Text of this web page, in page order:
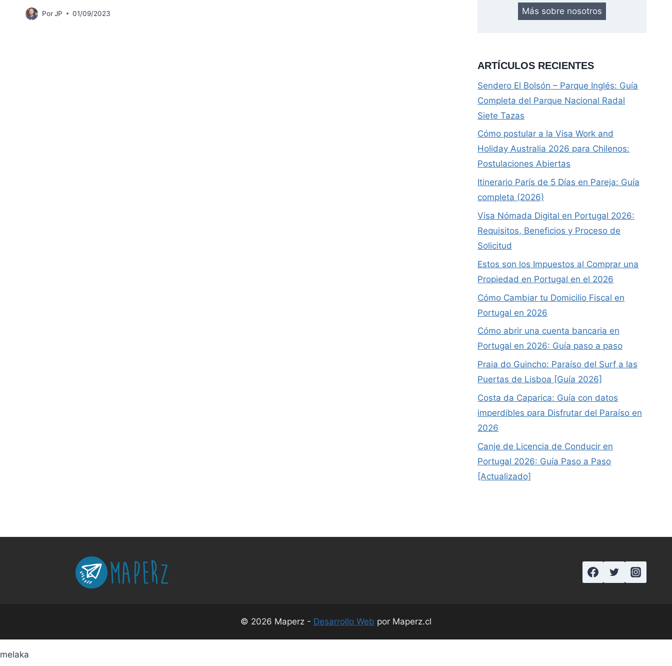
PorJP 01/09/2023 Más sobre nosotros
ARTÍCULOS RECIENTES
Sendero El Bolsón – Parque Inglés: Guía
Completa del Parque Nacional Radal
Siete Tazas
Cómo postular a la Visa Work and
Holiday Australia 2026 para Chilenos:
Postulaciones Abiertas
Itinerario París de 5 Días en Pareja: Guía
completa (2026)
Visa Nómada Digital en Portugal 2026:
Requisitos, Beneficios y Proceso de
Solicitud
Estos son los Impuestos al Comprar una
Propiedad en Portugal en el 2026
Cómo Cambiar tu Domicilio Fiscal en
Portugal en 2026
Cómo abrir una cuenta bancaria en
Portugal en 2026: Guía paso a paso
Praia do Guincho: Paraíso del Surf a las
Puertas de Lisboa [Guía 2026]
Costa da Caparica: Guía con datos
imperdibles para Disfrutar del Paraíso en
2026
Canje de Licencia de Conducir en
Portugal 2026: Guía Paso a Paso
[Actualizado]
© 2026 Maperz - Desarrollo Web por Maperz.cl
melaka